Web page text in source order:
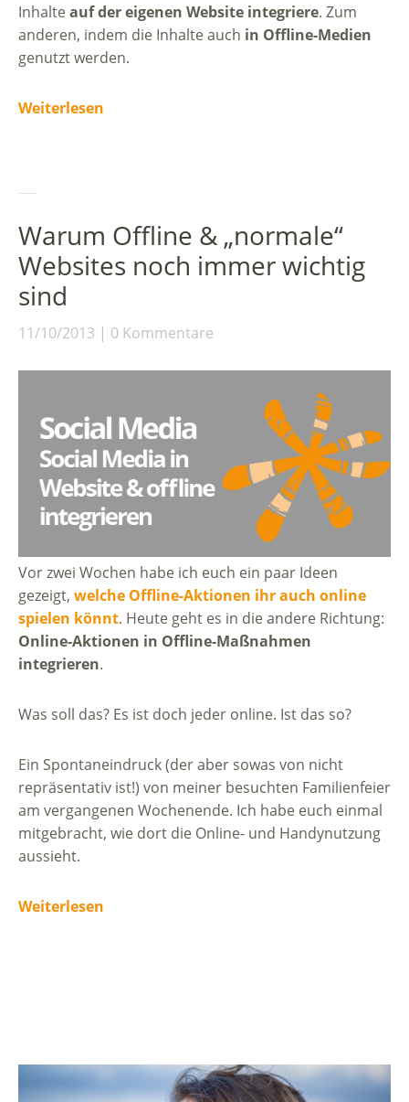
Inhalteauf der eigenen Website integriere. Zum
anderen, indem die Inhalte auch in Offline-Medien
genutzt werden.
Weiterlesen
Warum Offline & „normale“
Websites noch immer wichtig
sind
11/10/2013 0 Kommentare
Vor zwei Wochen habe ich euch ein paar Ideen
gezeigt, welche Offline-Aktionen ihr auch online
spielen könnt. Heute geht es in die andere Richtung:
Online-Aktionen in Offline-Maßnahmen
integrieren.
Was soll das? Es ist doch jeder online. Ist das so?
Ein Spontaneindruck (der aber sowas von nicht
repräsentativ ist!) von meiner besuchten Familienfeier
am vergangenen Wochenende. Ich habe euch einmal
mitgebracht, wie dort die Online- und Handynutzung
aussieht.
Weiterlesen